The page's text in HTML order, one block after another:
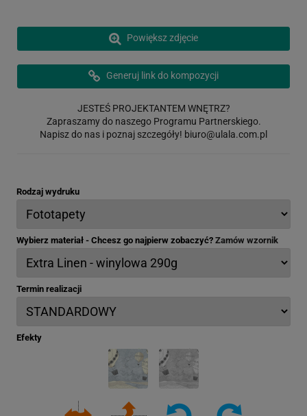
Powiększ zdjęcie
Generuj link do kompozycji
JESTEŚ PROJEKTANTEM WNĘTRZ?
Zapraszamy do naszego Programu Partnerskiego.
Napisz do nas i poznaj szczegóły! biuro@ulala.com.pl
Rodzaj wydruku
Wybierz materiał - Chcesz go najpierw zobaczyć? Zamów wzornik
Termin realizacji
Efekty